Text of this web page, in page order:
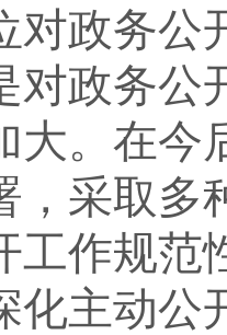
对政务公
对政务公
大。在今
，采取
工作规范
化主动公